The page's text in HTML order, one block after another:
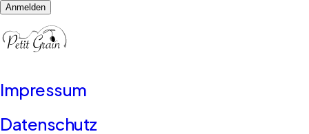
Anmelden
Impressum
Datenschutz